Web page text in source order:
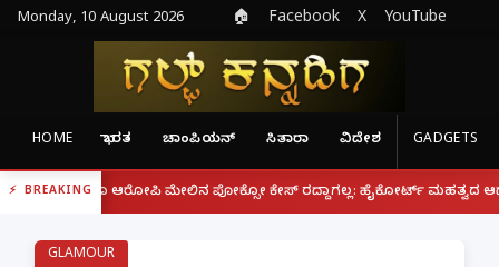
Monday, 10 August 2026 🏠 Facebook X YouTube
HOME ಭಾರತ ಚಾಂಪಿಯನ್ ಸಿತಾರಾ ವಿದೇಶ GADGETS
BREAKING
ಆರೋಪಿ ಮೇಲಿನ ಪೋಕ್ಸೋ ಕೇಸ್ ರದ್ದಾಗಲ್ಲ: ಹೈಕೋರ್ಟ್ ಮಹತ್ವದ ಆದೇಶ |
GLAMOUR